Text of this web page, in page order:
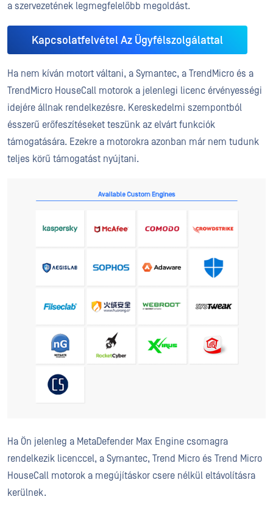
a szervezetének legmegfelelőbb megoldást.
Kapcsolatfelvétel Az Ügyfélszolgálattal
Ha nem kíván motort váltani, a Symantec, a TrendMicro és a
TrendMicro HouseCall motorok a jelenlegi licenc érvényességi
idejére állnak rendelkezésre. Kereskedelmi szempontból
ésszerű erőfeszítéseket teszünk az elvárt funkciók
támogatására. Ezekre a motorokra azonban már nem tudunk
teljes körű támogatást nyújtani.
Ha Ön jelenleg a MetaDefender Max Engine csomagra
rendelkezik licenccel, a Symantec, Trend Micro és Trend Micro
HouseCall motorok a megújításkor csere nélkül eltávolításra
kerülnek.